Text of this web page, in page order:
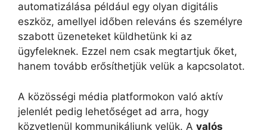
automatizálása például egy olyan digitális
eszköz, amellyel időben releváns és személyre
szabott üzeneteket küldhetünk ki az
ügyfeleknek. Ezzel nem csak megtartjuk őket,
hanem tovább erősíthetjük velük a kapcsolatot.
A közösségi média platformokon való aktív
jelenlét pedig lehetőséget ad arra, hogy
közvetlenül kommunikáljunk velük. A valós